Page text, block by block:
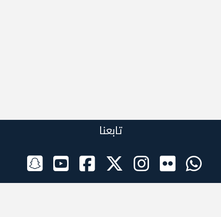
تابعنا